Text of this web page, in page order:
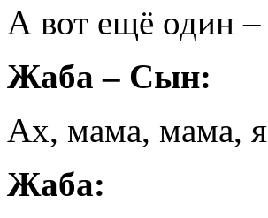
А вот ещё один
Жаба – Сын:
Ах, мама, мама,
Жаба: